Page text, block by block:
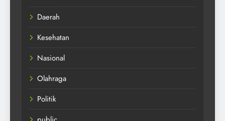
Daerah
Kesehatan
Nasional
Olahraga
Politik